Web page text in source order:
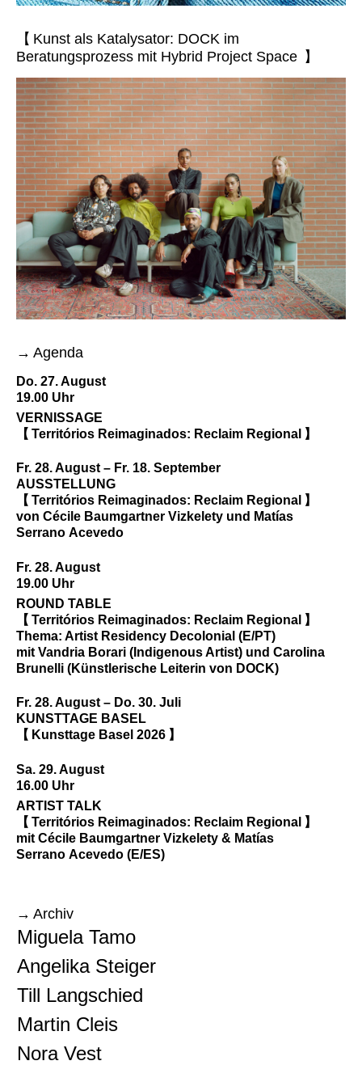
【 Kunst als Katalysator: DOCK im
Beratungsprozess mit Hybrid Project Space 】
Agenda
Do. 27. August
19.00 Uhr
VERNISSAGE
【 Territórios Reimaginados: Reclaim Regional 】
Fr. 28. August – Fr. 18. September
AUSSTELLUNG
【 Territórios Reimaginados: Reclaim Regional 】
von Cécile Baumgartner Vizkelety und Matías
Serrano Acevedo
Fr. 28. August
19.00 Uhr
ROUND TABLE
【 Territórios Reimaginados: Reclaim Regional 】
Thema: Artist Residency Decolonial (E/PT)
mit Vandria Borari (Indigenous Artist) und Carolina
Brunelli (Künstlerische Leiterin von DOCK)
Fr. 28. August – Do. 30. Juli
KUNSTTAGE BASEL
【 Kunsttage Basel 2026 】
Sa. 29. August
16.00 Uhr
ARTIST TALK
【 Territórios Reimaginados: Reclaim Regional 】
mit Cécile Baumgartner Vizkelety & Matías
Serrano Acevedo (E/ES)
Archiv
Miguela Tamo
Angelika Steiger
Till Langschied
Martin Cleis
Nora Vest